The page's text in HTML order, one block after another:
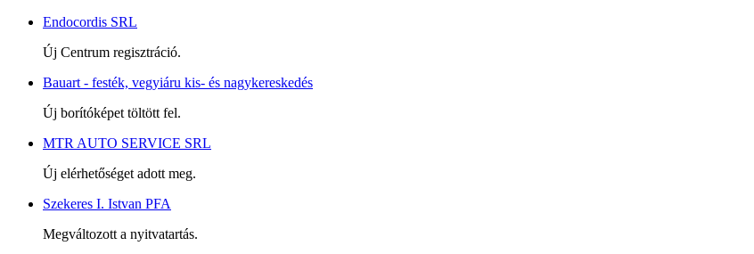
Endocordis SRL
Új Centrum regisztráció.
Bauart - festék, vegyiáru kis- és nagykereskedés
Új borítóképet töltött fel.
MTR AUTO SERVICE SRL
Új elérhetőséget adott meg.
Szekeres I. Istvan PFA
Megváltozott a nyitvatartás.